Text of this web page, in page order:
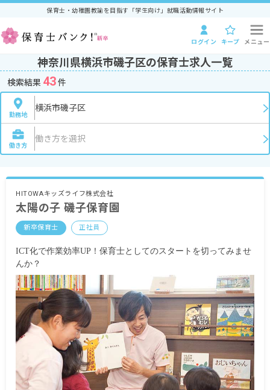
保育士・幼稚園教諭を目指す「学生向け」就職活動情報サイト
ログイン キープ メニュー
神奈川県横浜市磯子区の保育士求人一覧
検索結果 43件
勤務地
横浜市磯子区
働き方
働き方を選択
HITOWAキッズライフ株式会社
太陽の子 磯子保育園
新卒保育士 正社員
ICT化で作業効率UP！保育士としてのスタートを切ってみませ
んか？